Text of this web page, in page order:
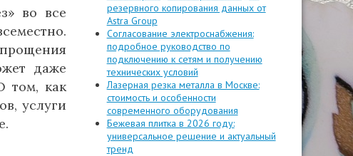
во все
даже
том, как
услуги
резервного копирования данных от
Astra Group
Согласование электроснабжения:
подробное руководство по
подключению к сетям и получению
технических условий
Лазерная резка металла в Москве:
стоимость и особенности
современного оборудования
Бежевая плитка в 2026 году:
универсальное решение и актуальный
тренд